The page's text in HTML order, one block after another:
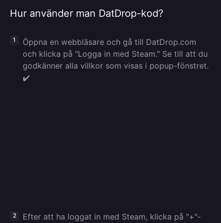
Hur använder man DatDrop-kod?
Öppna en webbläsare och gå till DatDrop.com
och klicka på "Logga in med Steam." Se till att du
godkänner alla villkor som visas i popup-fönstret.
✔️
Efter att ha loggat in med Steam, klicka på "+"-